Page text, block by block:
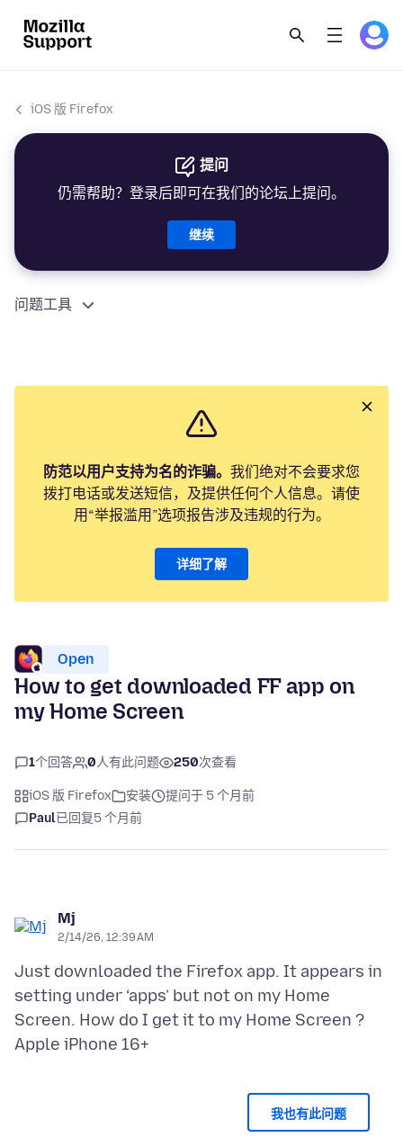
iOS 版 Firefox
提问
仍需帮助？登录后即可在我们的论坛上提问。
继续
问题工具
防范以用户支持为名的诈骗。 我们绝对不会要求您
拨打电话或发送短信，及提供任何个人信息。请使
用“举报滥用”选项报告涉及违规的行为。
详细了解
Open
How to get downloaded FF app on
my Home Screen
1个回答 0人有此问题 250次查看
iOS 版 Firefox 安装
提问于 5 个月前
Paul已回复5 个月前
Mj
2/14/26, 12:39 AM
Just downloaded the Firefox app. It appears in
setting under ‘apps’ but not on my Home
Screen. How do I get it to my Home Screen ?
我也有此问题